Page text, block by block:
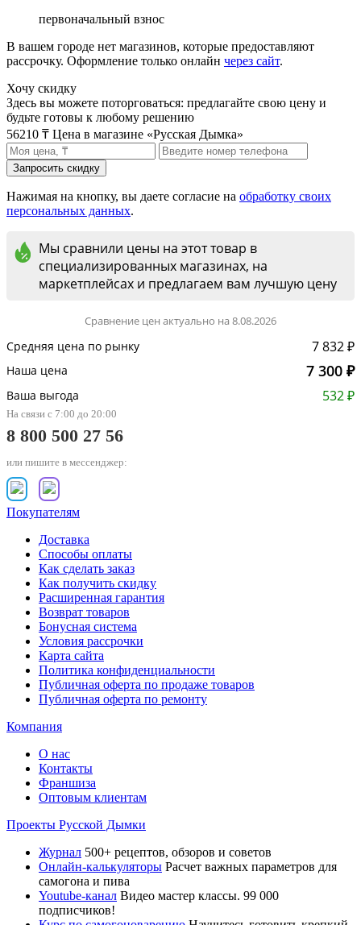
первоначальный взнос
В вашем городе нет магазинов, которые предоставляют
рассрочку. Оформление только онлайн через сайт.
Хочу скидку
Здесь вы можете поторговаться: предлагайте свою цену и
будьте готовы к любому решению
56210 ₸ Цена в магазине «Русская Дымка»
Нажимая на кнопку, вы даете согласие на обработку своих
персональных данных.
Мы сравнили цены на этот товар в
специализированных магазинах, на
маркетплейсах и предлагаем вам лучшую цену
Сравнение цен актуально на 8.08.2026
Средняя цена по рынку 7 832 ₽
Наша цена 7 300 ₽
Ваша выгода 532 ₽
На связи с 7:00 до 20:00
8 800 500 27 56
или пишите в мессенджер:
Покупателям
Доставка
Способы оплаты
Как сделать заказ
Как получить скидку
Расширенная гарантия
Возврат товаров
Бонусная система
Условия рассрочки
Карта сайта
Политика конфиденциальности
Публичная оферта по продаже товаров
Публичная оферта по ремонту
Компания
О нас
Контакты
Франшиза
Оптовым клиентам
Проекты Русской Дымки
Журнал 500+ рецептов, обзоров и советов
Онлайн-калькуляторы Расчет важных параметров для
самогона и пива
Youtube-канал Видео мастер классы. 99 000
подписчиков!